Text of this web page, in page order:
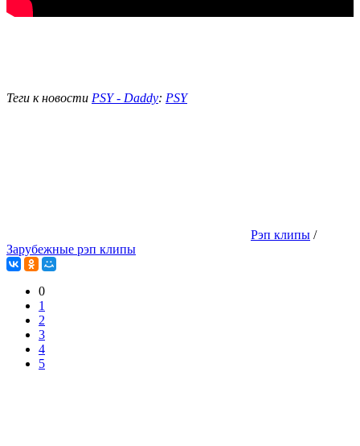
Теги к новости PSY - Daddy: PSY
Рэп клипы /
Зарубежные рэп клипы
0
1
2
3
4
5